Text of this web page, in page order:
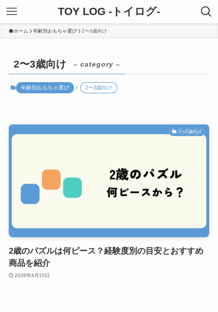
TOY LOG -トイログ-
ホーム 年齢別おもちゃ選び 2〜3歳向け
2〜3歳向け – category –
年齢別おもちゃ選び 2〜3歳向け
2〜3歳向け
2歳のパズルは何ピース？経験度別の目安とおすすめ
商品を紹介
2026年4月10日